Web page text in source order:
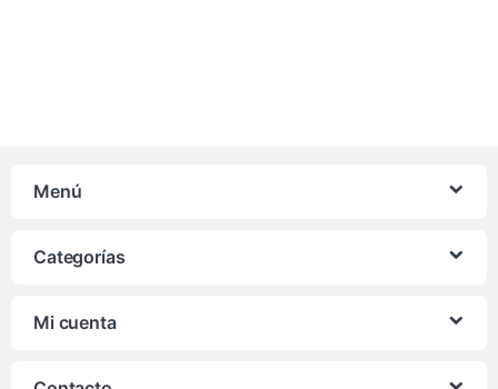
Menú
Categorías
Mi cuenta